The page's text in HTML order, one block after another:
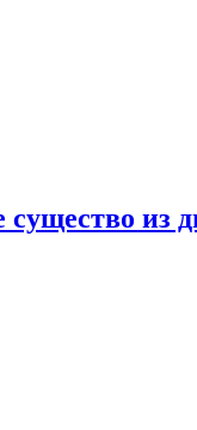
существо из